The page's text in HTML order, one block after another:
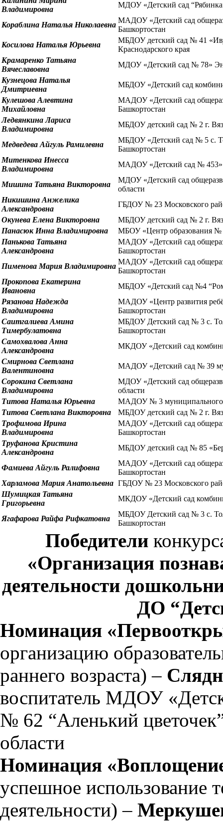
Владимировна
МДОУ «Детский сад
Кораблина Наталья Николаевна
МАДОУ «Детский сад
Башкортостан
Косилова Наталья Юрьевна
МБДОУ детский сад № 41
Краснодарского края
Крамаренко Татьяна
Вячеславовна
МДОУ «Детский сад № 78»
Кузнецова Наталья
Дмитриевна
МБДОУ «Детский сад
Кулешова Алевтина
Михайловна
МАДОУ «Детский сад
Башкортостан
Ледвянкина Лариса
Владимировна
МБДОУ детский сад № 2 г.
Медведева Айгуль Рамилевна
МБДОУ «Детский сад № 5 с.
Башкортостан
Митенкова Инесса
Владимировна
МАДОУ «Детский сад № 453»
Мишина Татьяна Викторовна
МДОУ «Детский сад
области
Никишина Анжелика
Александровна
ГБДОУ № 23 Московского
Окунева Елена Викторовна
МБДОУ детский сад № 2 г.
Панасюк Инна Владимировна
МБОУ «Центр образования №
Панькова Татьяна
Александровна
МАДОУ «Детский сад
Башкортостан
Пименова Мария Владимировна
МАДОУ «Детский сад
Башкортостан
Прокопова Екатерина
Ивановна
МБДОУ «Детский сад №4
Рязанова Надежда
Владимировна
МАДОУ «Центр развития
Башкортостан
Саитгалиева Амина
Тимербулатовна
МБДОУ Детский сад № 3 с.
Башкортостан
Самохвалова Анна
Александровна
МКДОУ «Детский сад
Смирнова Светлана
Валентиновна
МАДОУ «Детский сад № 39
Сорокина Светлана
Владимировна
МДОУ «Детский сад
области
Титова Наталья Юрьевна
МАДОУ № 3 муниципального
Титова Светлана Викторовна
МБДОУ детский сад № 2 г.
Трофимова Ирина
Владимировна
МАДОУ «Детский сад
Башкортостан
Труфанова Кристина
Александровна
МБДОУ детский сад № 85
Фамиева Айгуль Ралифовна
МАДОУ «Детский сад
Башкортостан
Харламова Мария Анатольевна ГБДОУ № 23 Московского
Шумицкая Татьяна
Григорьевна
МКДОУ «Детский сад
Ягафарова Райфа Рифкатовна
МБДОУ Детский сад № 3 с.
Башкортостан
Победители
«Организация
деятельности
ДО
Номинация
организацию
раннего возраста) –
воспитатель МДОУ
№ 62 “Аленький
области
Номинация
успешное использование
деятельности) –